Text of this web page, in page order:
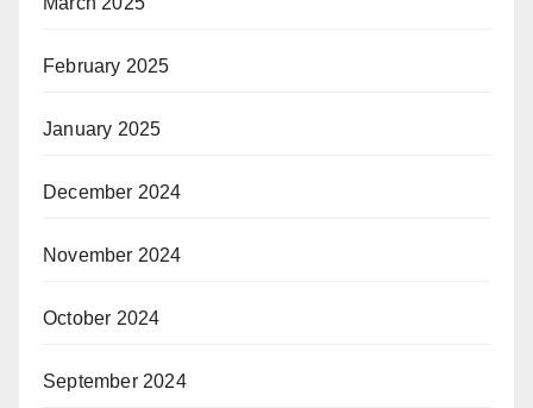
February 2025
January 2025
December 2024
November 2024
October 2024
September 2024